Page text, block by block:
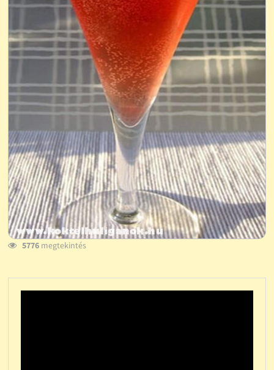
5776megtekintés